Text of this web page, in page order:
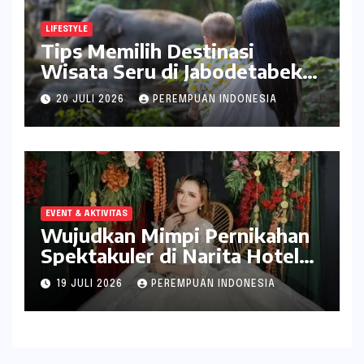
LIFESTYLE
Tips Memilih Destinasi
Wisata Seru di Jabodetabek
ala inDrive
20 JULI 2026 PEREMPUAN INDONESIA
EVENT & AKTIVITAS
Wujudkan Mimpi Pernikahan
Spektakuler di Narita Hotel
Surabaya
19 JULI 2026 PEREMPUAN INDONESIA